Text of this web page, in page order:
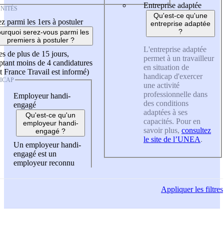
parmi les 1ers à postuler
serez-vous parmi les
premiers à postuler ?
de plus de 15 jours,
moins de 4 candidatures
France Travail est informé)
Employeur handi-
engagé
Qu'est-ce qu'un
employeur handi-
engagé ?
Un employeur handi-
engagé est un
employeur reconnu
Entreprise adaptée
Qu'est-ce qu'une
entreprise adaptée
?
L'entreprise adaptée
permet à un travailleur
en situation de
handicap d'exercer
une activité
professionnelle dans
des conditions
adaptées à ses
capacités. Pour en
savoir plus, consultez
le site de l’UNEA.
Appliquerles filtres